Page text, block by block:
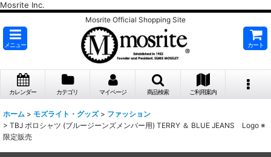
Mosrite Inc.
Mosrite Official Shopping Site
メニュー カート
カレンダー カテゴリ マイページ 商品検索 ご利用案内
ホーム > モズライト・グッズ > ファッション
> TBJ ポロシャツ (ブルージーンズメンバー用) TERRY ＆ BLUE JEANS Logo ※
限定販売